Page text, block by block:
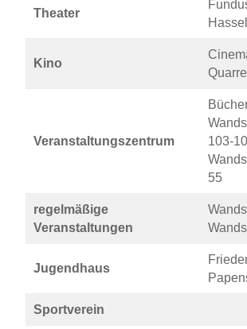
Theater
Kino
Veranstaltungszentrum
103-
55
regelmäßige
Veranstaltungen
Jugendhaus
Sportverein